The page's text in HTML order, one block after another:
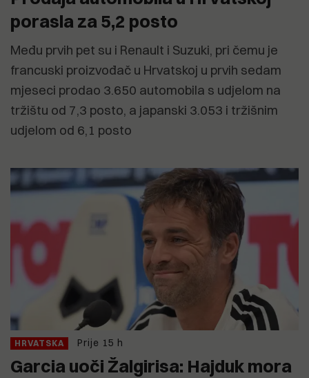
porasla za 5,2 posto
Među prvih pet su i Renault i Suzuki, pri čemu je
francuski proizvođač u Hrvatskoj u prvih sedam
mjeseci prodao 3.650 automobila s udjelom na
tržištu od 7,3 posto, a japanski 3.053 i tržišnim
udjelom od 6,1 posto
HRVATSKA Prije 15 h
Garcia uoči Žalgirisa: Hajduk mora